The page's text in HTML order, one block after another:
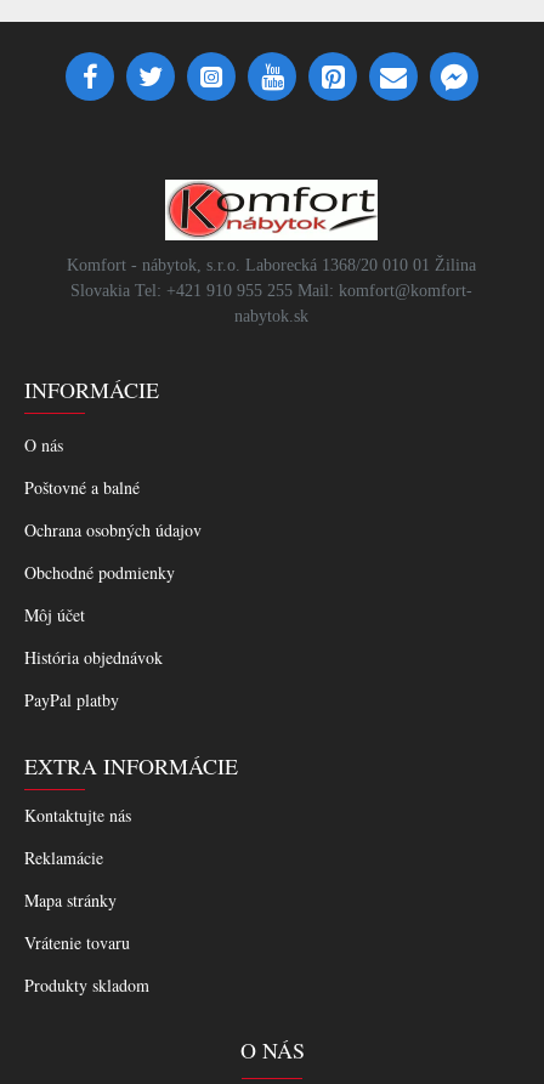
Komfort - nábytok, s.r.o. Laborecká 1368/20 010 01 Žilina
Slovakia Tel: +421 910 955 255 Mail: komfort@komfort-
nabytok.sk
INFORMÁCIE
O nás
Poštovné a balné
Ochrana osobných údajov
Obchodné podmienky
Môj účet
História objednávok
PayPal platby
EXTRA INFORMÁCIE
Kontaktujte nás
Reklamácie
Mapa stránky
Vrátenie tovaru
Produkty skladom
O NÁS